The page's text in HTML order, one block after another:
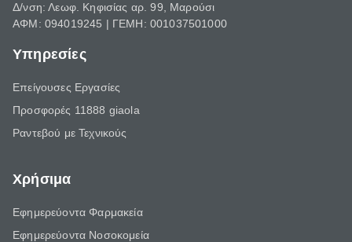
Δ/νση: Λεωφ. Κηφισίας αρ. 99, Μαρούσι
ΑΦΜ: 094019245 | ΓΕΜΗ: 001037501000
Υπηρεσίες
Επείγουσες Εργασίες
Προσφορές 11888 giaola
Ραντεβού με Τεχνικούς
Χρήσιμα
Εφημερεύοντα Φαρμακεία
Εφημερεύοντα Νοσοκομεία